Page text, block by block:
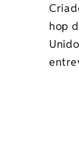
hop